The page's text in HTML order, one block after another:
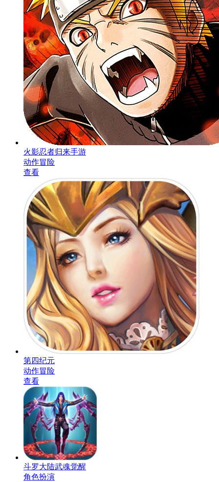
火影忍者归来手游
动作冒险
查看
第四纪元
动作冒险
查看
斗罗大陆武魂觉醒
角色扮演